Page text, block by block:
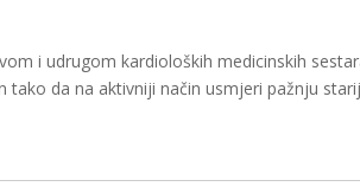
i udrugom kardioloških medicinskih
tako da na aktivniji način usmjeri pažnju